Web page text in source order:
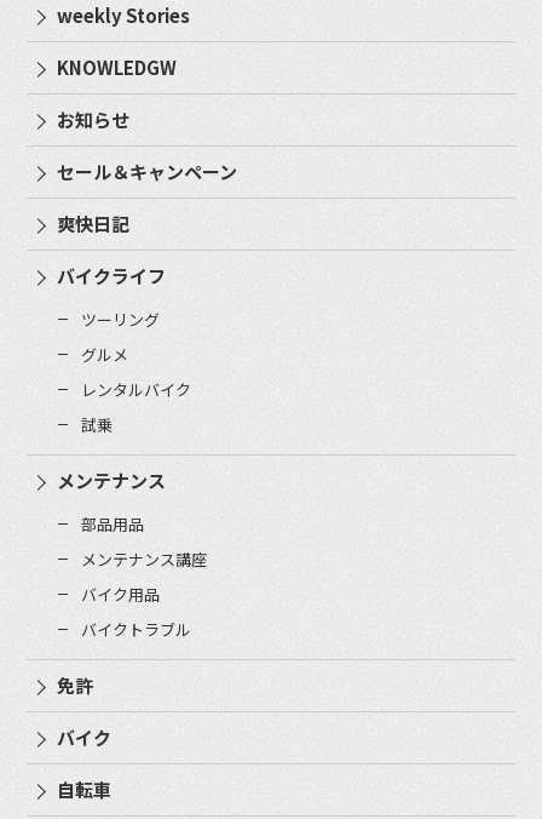
weekly Stories
KNOWLEDGW
お知らせ
セール＆キャンペーン
爽快日記
バイクライフ
ツーリング
グルメ
レンタルバイク
試乗
メンテナンス
部品用品
メンテナンス講座
バイク用品
バイクトラブル
免許
バイク
自転車